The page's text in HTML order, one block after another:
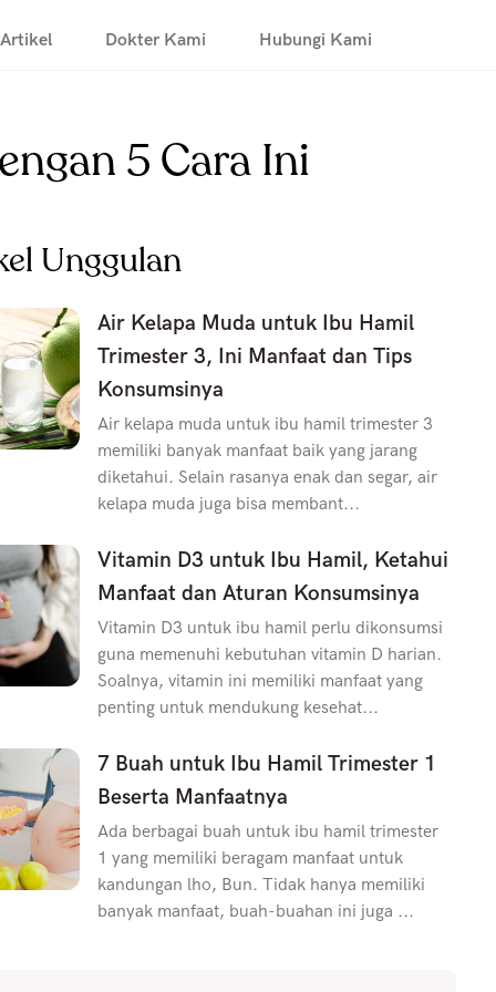
Artikel Dokter Kami Hubungi Kami
5 Cara Ini
Unggulan
Air Kelapa Muda untuk Ibu Hamil
Trimester 3, Ini Manfaat dan Tips
Konsumsinya
Air kelapa muda untuk ibu hamil trimester 3
memiliki banyak manfaat baik yang jarang
diketahui. Selain rasanya enak dan segar, air
kelapa muda juga bisa membant...
Vitamin D3 untuk Ibu Hamil, Ketahui
Manfaat dan Aturan Konsumsinya
Vitamin D3 untuk ibu hamil perlu dikonsumsi
guna memenuhi kebutuhan vitamin D harian.
Soalnya, vitamin ini memiliki manfaat yang
penting untuk mendukung kesehat...
7 Buah untuk Ibu Hamil Trimester 1
Beserta Manfaatnya
Ada berbagai buah untuk ibu hamil trimester
1 yang memiliki beragam manfaat untuk
kandungan lho, Bun. Tidak hanya memiliki
banyak manfaat, buah-buahan ini juga ...